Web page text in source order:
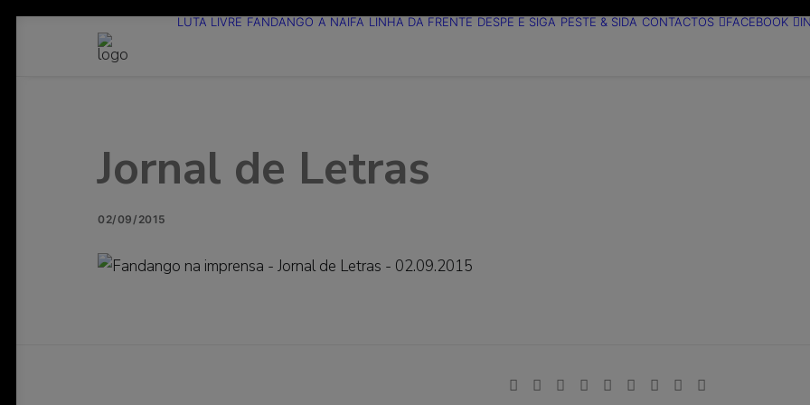
LUTA LIVRE FANDANGO A NAIFA LINHA DA FRENTE DESPE E SIGA PESTE & SIDA CONTACTOS FACEBOOK
Jornal de Letras
02/09/2015